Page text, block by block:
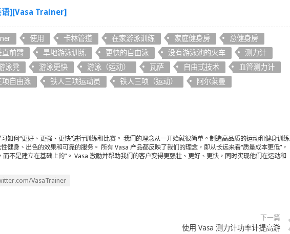
][Vasa Trainer]
使用 卡林管道 在家游泳训练 家庭健身房
总健身房
直前臂 旱地游泳训练 更快的自由泳 没有游泳池的火车
测力计
泳凳 游泳更快 游泳（运动） 瓦萨 自由式技术
血管测力计
项自由泳 铁人三项运动员 铁人三项（运动）
阿尔莱曼
如何“更好、更强、更快”进行训练和比赛。 我们的理念从一开始就很简单。制造高品质的运动和健身训练
健身、出色的效果和可靠的服务。 所有 Vasa 产品都反映了我们的理念，即从长远来看“质量成本更低”，
而不是建立在基础上的”。 Vasa 激励并帮助我们的客户变得更强壮、更好、更快，同时实现他们在运动和
VasaTrainer
下一篇
使用 Vasa 测力计功率计提高游